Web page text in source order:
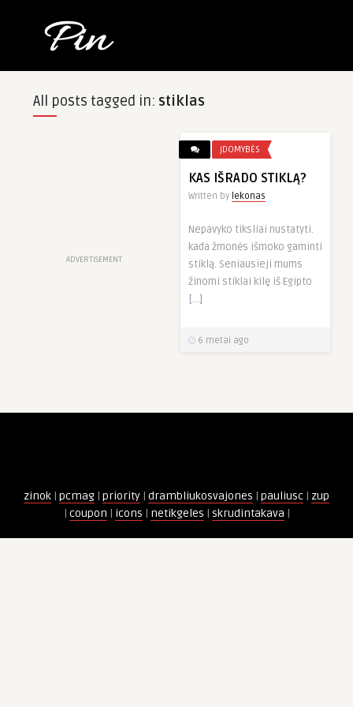
All posts tagged in: stiklas
ADVERTISEMENT
ĮDOMYBĖS
KAS IŠRADO STIKLĄ?
Written by lekonas
Nepavyko tiksliai nustatyti.
kada žmonės išmoko gaminti
stiklą. Seniausieji mums
žinomi stiklai kilę iš Egipto
[…]
6 metai ago
zinok | pcmag | priority | drambliukosvajones | pauliusc | zup
| coupon | icons | netikgeles | skrudintakava |